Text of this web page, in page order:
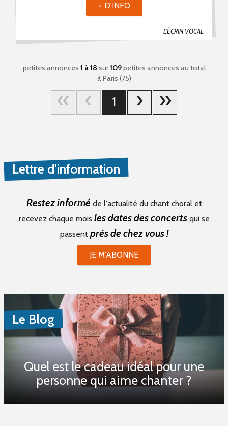
L'ÉCRIN VOCAL
+ D'INFO
petites annonces 1 à 18 sur109petites annonces au total
à Paris (75)
1
Lettre d'information
Restez informé de l'actualité du chant choral et
recevez chaque mois les dates des concertsqui se
passent près de chez vous !
JE M'ABONNE
Le Blog
Quel est le cadeau idéal pour une
personne qui aime chanter ?